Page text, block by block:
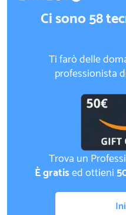
Ci sono 58
Ti farò delle
professionista
Trova un
È gratised ottieni